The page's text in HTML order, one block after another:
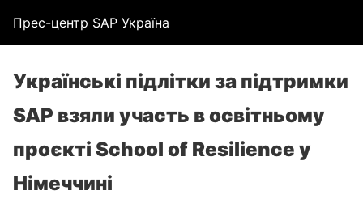
Прес-центр SAP Україна
Українські підлітки за підтримки
SAP взяли участь в освітньому
проєкті School of Resilience у
Німеччині